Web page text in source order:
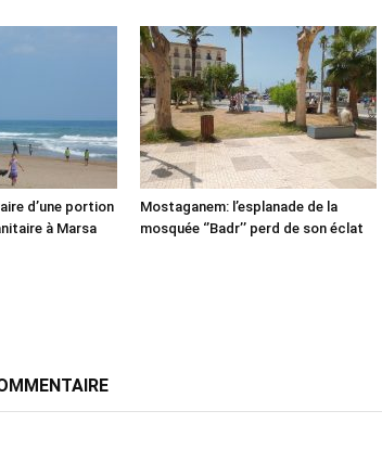
d’une portion
à Marsa
Mostaganem: l’esplanade de la
mosquée ‘’Badr’’ perd de son éclat